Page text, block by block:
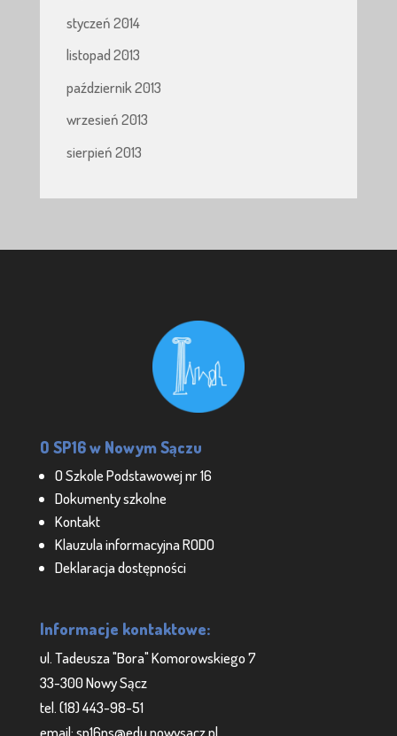
styczeń 2014
listopad 2013
październik 2013
wrzesień 2013
sierpień 2013
O SP16 w Nowym Sączu
O Szkole Podstawowej nr 16
Dokumenty szkolne
Kontakt
Klauzula informacyjna RODO
Deklaracja dostępności
Informacje kontaktowe:
ul. Tadeusza "Bora" Komorowskiego 7
33-300 Nowy Sącz
tel. (18) 443-98-51
email: sp16ns@edu.nowysacz.pl